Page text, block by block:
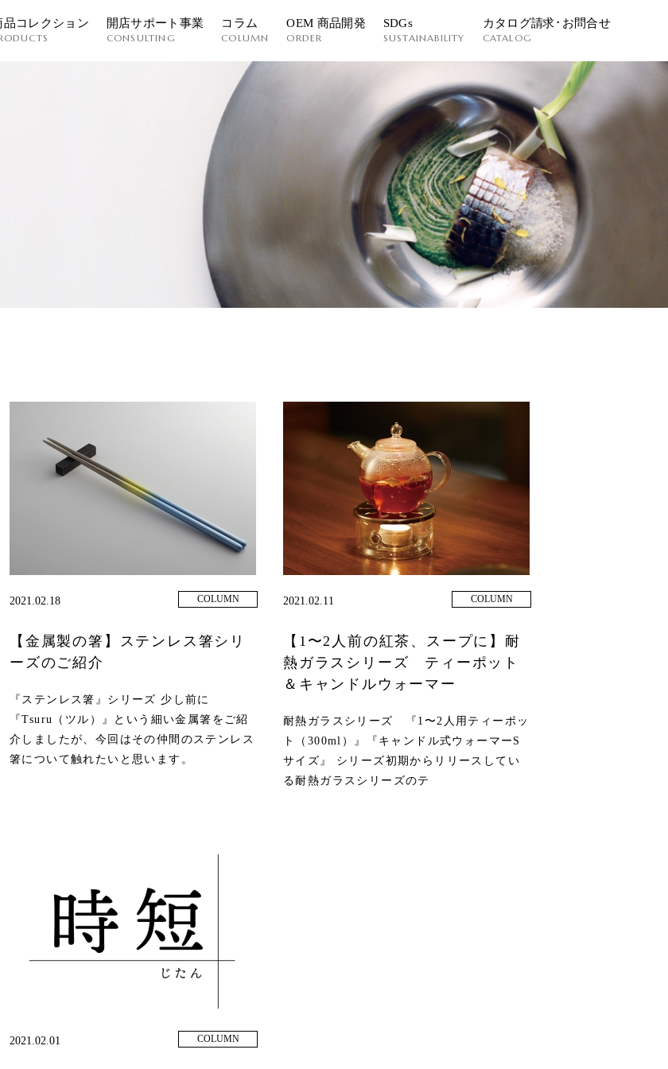
品コレクション 開店サポート事業
CONSULTING
コラム
COLUMN
OEM 商品開発
ORDER
SDGs
SUSTAINABILITY
カタログ請求･お問合せ
CATALOG
2021.02.18 COLUMN
【金属製の箸】ステンレス箸シリ
ーズのご紹介
『ステンレス箸』シリーズ 少し前に
『Tsuru（ツル）』という細い金属箸をご紹
介しましたが、今回はその仲間のステンレス
箸について触れたいと思います。
2021.02.11 COLUMN
【1〜2人前の紅茶、スープに】耐
熱ガラスシリーズ ティーポット
＆キャンドルウォーマー
耐熱ガラスシリーズ 『1〜2人用ティーポッ
ト（300ml）』『キャンドル式ウォーマーS
サイズ』 シリーズ初期からリリースしてい
る耐熱ガラスシリーズのテ
2021.02.01 COLUMN